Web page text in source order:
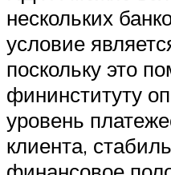
нескольких
условие
поскольку это
фининституту
уровень
клиента,